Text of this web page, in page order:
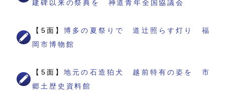
建碑以来の祭典を 神道青年全国協議会
【5面】博多の夏祭りで 道辻照らす灯り 福
岡市博物館
【5面】地元の石造狛犬 越前特有の姿を 市
郷土歴史資料館